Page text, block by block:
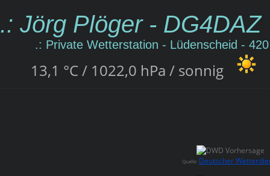
.: Jörg Plöger - DG4DAZ
.: Private Wetterstation - Lüdenscheid -
13,1 °C / 1022,0 hPa / sonnig
Quelle: Deutscher